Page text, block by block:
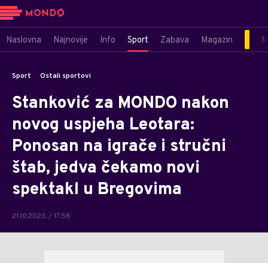
Naslovna Najnovije Info Sport Zabava Magazin
Sport Ostali sportovi
Stanković za MONDO nakon
novog uspjeha Leotara:
Ponosan na igrače i stručni
štab, jedva čekamo novi
spektakl u Bregovima
21.10.2023. / 17:58